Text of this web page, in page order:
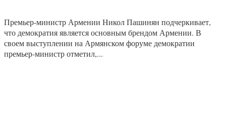
Премьер-министр Армении Никол Пашинян подчеркивает,
что демократия является основным брендом Армении. В
своем выступлении на Армянском форуме демократии
премьер-министр отметил,...